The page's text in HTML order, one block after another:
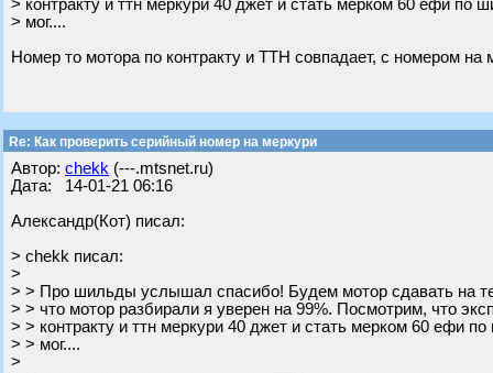
> контракту и ттн меркури 40 джет и стать мерком 60 ефи по
> мог....
Номер то мотора по контракту и ТТН совпадает, с номером на
Re: Как проверить серийный номер на меркури
Автор: chekk (---.mtsnet.ru)
Дата: 14-01-21 06:16
Александр(Кот) писал:
> chekk писал:
>
> > Про шильды услышал спасибо! Будем мотор сдавать на
> > что мотор разбирали я уверен на 99%. Посмотрим, что
> > контракту и ттн меркури 40 джет и стать мерком 60 ефи
> > мог....
>